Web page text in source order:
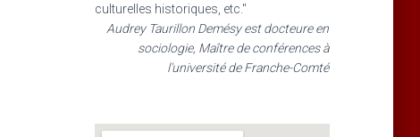
culturelles historiques, etc."
Audrey Taurillon Demésy est docteure en
sociologie, Maître de conférences à
l'université de Franche-Comté